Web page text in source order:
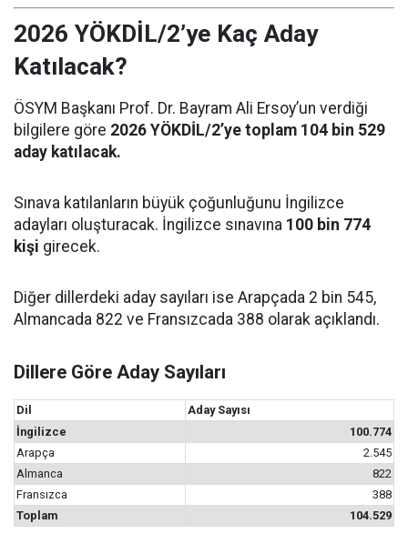
2026 YÖKDİL/2’ye Kaç Aday
Katılacak?
ÖSYM Başkanı Prof. Dr. Bayram Ali Ersoy’un verdiği
bilgilere göre 2026 YÖKDİL/2’ye toplam 104 bin 529
aday katılacak.
Sınava katılanların büyük çoğunluğunu İngilizce
adayları oluşturacak. İngilizce sınavına 100 bin 774
kişi girecek.
Diğer dillerdeki aday sayıları ise Arapçada 2 bin 545,
Almancada 822 ve Fransızcada 388 olarak açıklandı.
Dillere Göre Aday Sayıları
Dil
Aday Sayısı
İngilizce
100.774
Arapça
2.545
Almanca
822
Fransızca
388
Toplam
104.529